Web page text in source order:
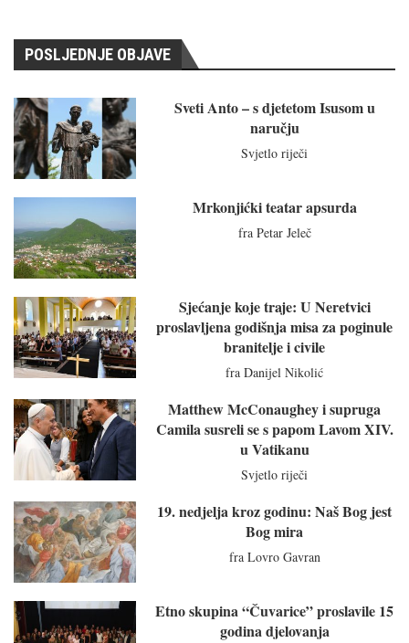
POSLJEDNJE OBJAVE
Sveti Anto – s djetetom Isusom u
naručju
Svjetlo riječi
Mrkonjićki teatar apsurda
fra Petar Jeleč
Sjećanje koje traje: U Neretvici
proslavljena godišnja misa za poginule
branitelje i civile
fra Danijel Nikolić
Matthew McConaughey i supruga
Camila susreli se s papom Lavom XIV.
u Vatikanu
Svjetlo riječi
19. nedjelja kroz godinu: Naš Bog jest
Bog mira
fra Lovro Gavran
Etno skupina “Čuvarice” proslavile 15
godina djelovanja